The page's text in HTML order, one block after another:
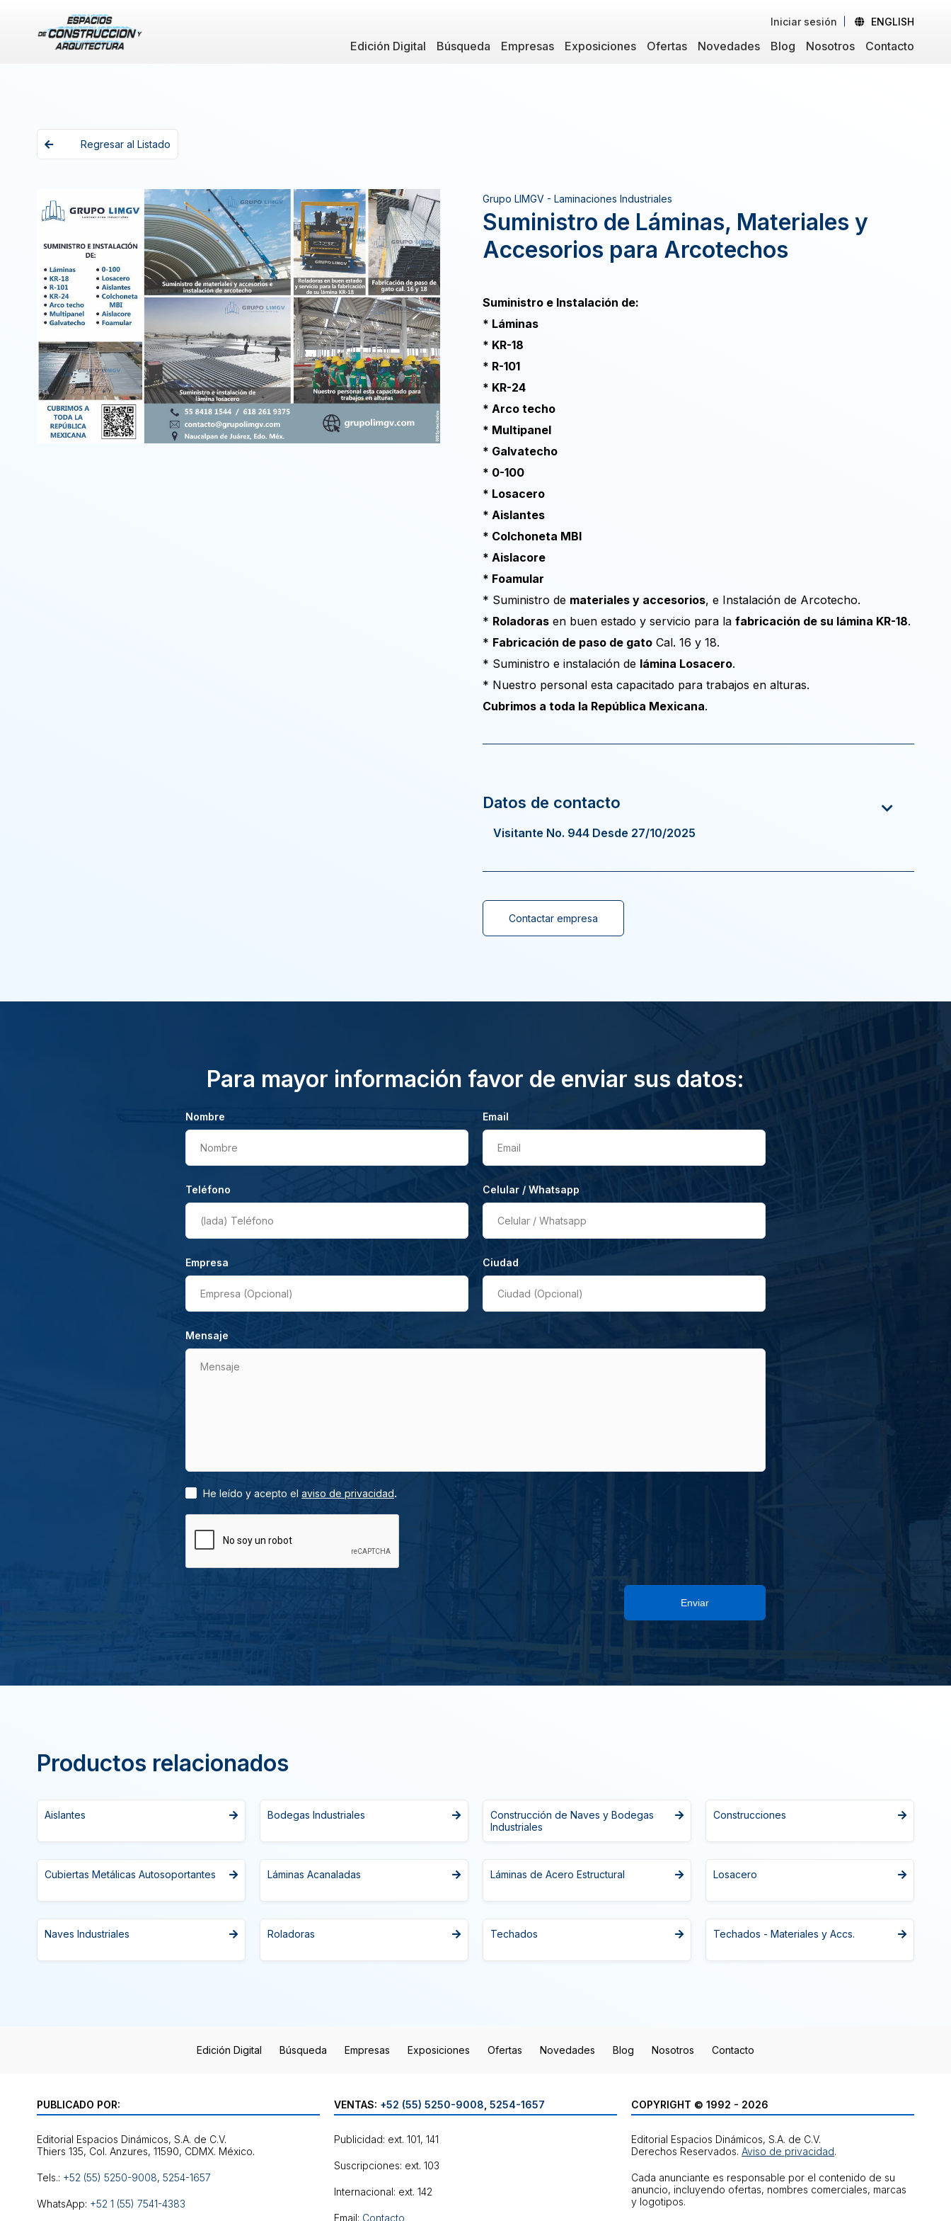
Iniciar sesión ENGLISH
Edición Digital Búsqueda Empresas Exposiciones Ofertas Novedades Blog Nosotros Contacto
Regresar al Listado
Grupo LIMGV - Laminaciones Industriales
Suministro de Láminas, Materiales y
Accesorios para Arcotechos
Suministro e Instalación de:
* Láminas
* KR-18
* R-101
* KR-24
* Arco techo
* Multipanel
* Galvatecho
* 0-100
* Losacero
* Aislantes
* Colchoneta MBI
* Aislacore
* Foamular
* Suministro de materiales y accesorios, e Instalación de Arcotecho.
* Roladoras en buen estado y servicio para la fabricación de su lámina KR-18.
* Fabricación de paso de gato Cal. 16 y 18.
* Suministro e instalación de lámina Losacero.
* Nuestro personal esta capacitado para trabajos en alturas.
Cubrimos a toda la República Mexicana.
Visitante No. 944 Desde 27/10/2025
Contactar empresa
Para mayor información favor de enviar sus datos:
Nombre
Nombre
Email
Email
Teléfono
(lada) Teléfono
Celular / Whatsapp
Celular / Whatsapp
Empresa
Empresa (Opcional)
Ciudad
Ciudad (Opcional)
Mensaje
Mensaje
He leído y acepto el aviso de privacidad.
Enviar
Productos relacionados
Aislantes Bodegas Industriales
Construcción de Naves y Bodegas
Industriales
Construcciones
Cubiertas Metálicas Autosoportantes Láminas Acanaladas Láminas de Acero Estructural Losacero
Naves Industriales Roladoras Techados Techados - Materiales y Accs.
Edición Digital Búsqueda Empresas Exposiciones Ofertas Novedades Blog Nosotros Contacto
PUBLICADO POR:
Editorial Espacios Dinámicos, S.A. de C.V.
Tels.: +52 (55) 5250-9008, 5254-1657
WhatsApp: +52 1 (55) 7541-4383
VENTAS: +52 (55) 5250-9008 5254-1657
Publicidad: ext. 101, 141
Suscripciones: ext. 103
Internacional: ext. 142
Email: Contacto
COPYRIGHT © 1992 - 2026
Editorial Espacios Dinámicos, S.A. de C.V.
Derechos Reservados. Aviso de privacidad.
Cada anunciante es responsable por el contenido de su
anuncio, incluyendo ofertas, nombres comerciales, marcas
y logotipos.